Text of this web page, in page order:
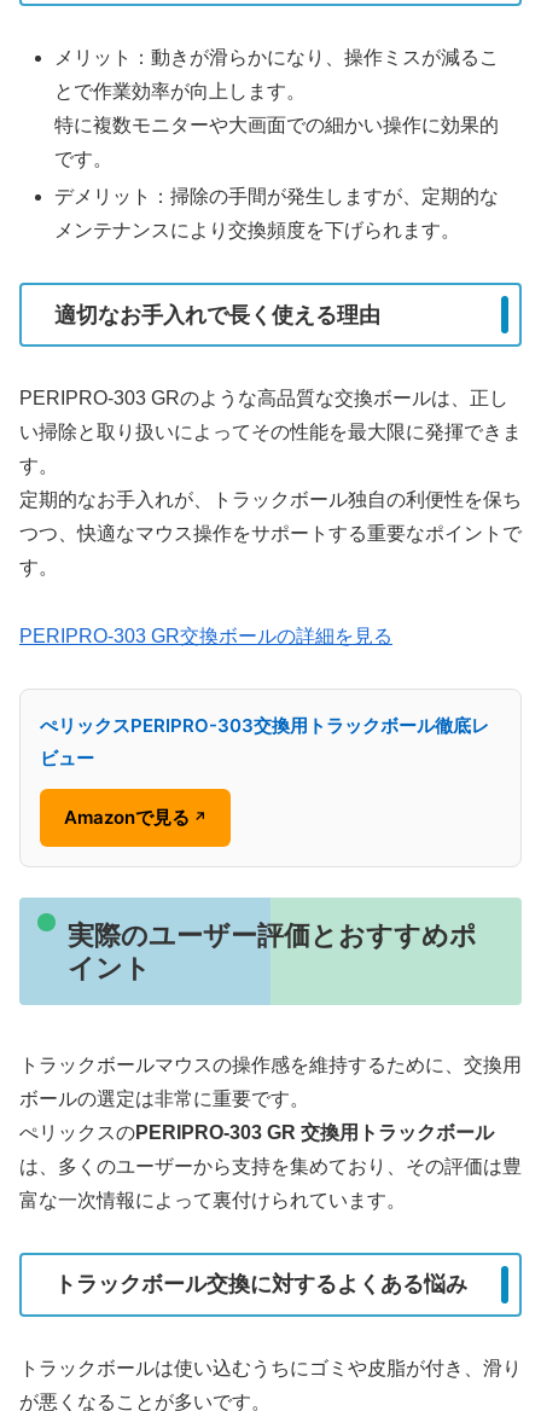
メリット：動きが滑らかになり、操作ミスが減るこ
とで作業効率が向上します。
特に複数モニターや大画面での細かい操作に効果的
です。
デメリット：掃除の手間が発生しますが、定期的な
メンテナンスにより交換頻度を下げられます。
適切なお手入れで長く使える理由
PERIPRO-303 GRのような高品質な交換ボールは、正し
い掃除と取り扱いによってその性能を最大限に発揮できま
す。
定期的なお手入れが、トラックボール独自の利便性を保ち
つつ、快適なマウス操作をサポートする重要なポイントで
す。
PERIPRO-303 GR交換ボールの詳細を見る
ぺリックスPERIPRO-303交換用トラックボール徹底レ
ビュー
Amazonで見る ↗
実際のユーザー評価とおすすめポ
イント
トラックボールマウスの操作感を維持するために、交換用
ボールの選定は非常に重要です。
ぺリックスのPERIPRO-303 GR 交換用トラックボール
は、多くのユーザーから支持を集めており、その評価は豊
富な一次情報によって裏付けられています。
トラックボール交換に対するよくある悩み
トラックボールは使い込むうちにゴミや皮脂が付き、滑り
が悪くなることが多いです。